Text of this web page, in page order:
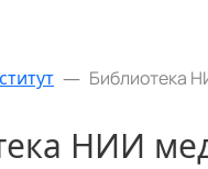
— Библиотека
НИИ